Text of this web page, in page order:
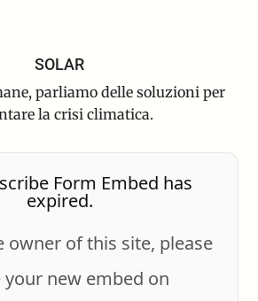
SOLAR
parliamo delle soluzioni per
la crisi climatica.
Form Embed has
expired.
owner of this site, please
your new embed on